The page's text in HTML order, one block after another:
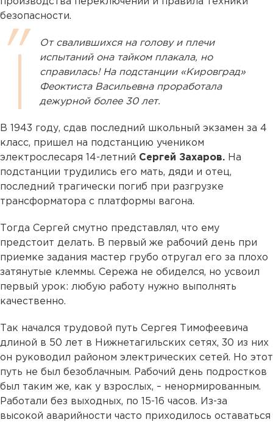
безопасности.
От свалившихся на голову и плечи
испытаний она тайком плакала, но
справилась! На подстанции «Кировград»
Феоктиста Васильевна проработала
дежурной более 30 лет.
В 1943 году, сдав последний школьный экзамен за 4
класс, пришел на подстанцию учеником
электрослесаря 14-летний Сергей Захаров. На
подстанции трудились его мать, дяди и отец,
последний трагически погиб при разгрузке
трансформатора с платформы вагона.
Тогда Сергей смутно представлял, что ему
предстоит делать. В первый же рабочий день при
приемке задания мастер грубо отругал его за плохо
затянутые клеммы. Сережа не обиделся, но усвоил
первый урок: любую работу нужно выполнять
качественно.
Так начался трудовой путь Сергея Тимофеевича
длиной в 50 лет в Нижнетагильских сетях, 30 из них
он руководил районом электрических сетей. Но этот
путь не был безоблачным. Рабочий день подростков
был таким же, как у взрослых, – ненормированным.
Работали без выходных, по 15-16 часов. Из-за
высокой аварийности часто приходилось оставаться